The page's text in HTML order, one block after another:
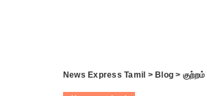
News Express Tamil > Blog > குற்றம்